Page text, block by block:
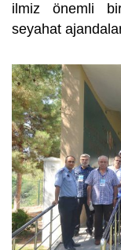
ilmiz önemli
seyahat